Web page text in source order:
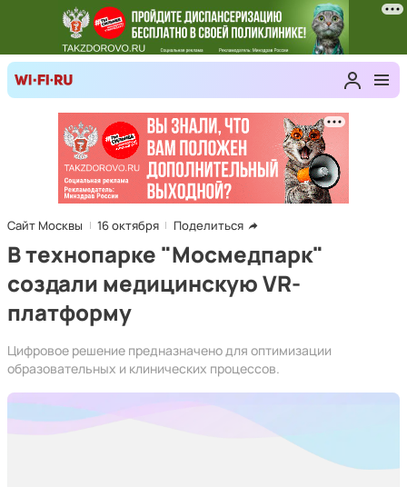
Сайт Москвы 16 октября Поделиться
В технопарке "Мосмедпарк"
создали медицинскую VR-
платформу
Цифровое решение предназначено для оптимизации
образовательных и клинических процессов.